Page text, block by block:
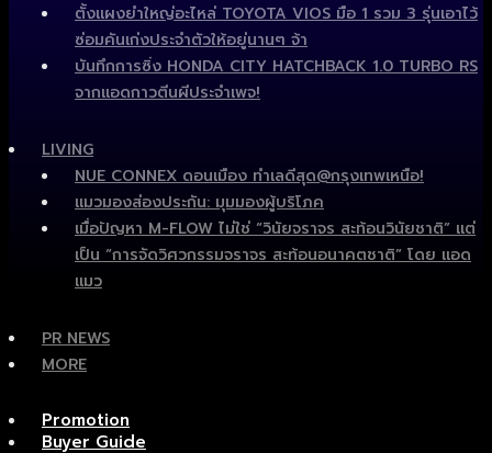
ตั้งแผงยำใหญ่อะไหล่ TOYOTA VIOS มือ 1 รวม 3 รุ่นเอาไว้
ซ่อมคันเก่งประจำตัวให้อยู่นานๆ จ้า
บันทึกการซิ่ง HONDA CITY HATCHBACK 1.0 TURBO RS
จากแอดกาวตีนผีประจำเพจ!
LIVING
NUE CONNEX ดอนเมือง ทำเลดีสุด@กรุงเทพเหนือ!
แมวมองส่องประกัน: มุมมองผู้บริโภค
เมื่อปัญหา M-FLOW ไม่ใช่ “วินัยจราจร สะท้อนวินัยชาติ” แต่
เป็น “การจัดวิศวกรรมจราจร สะท้อนอนาคตชาติ” โดย แอด
แมว
PR NEWS
MORE
Promotion
Buyer Guide